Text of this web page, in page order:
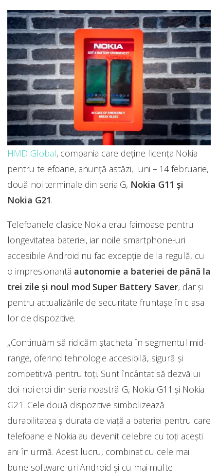
HMD Global, compania care deține licența Nokia
pentru telefoane, anunță astăzi, luni – 14 februarie,
două noi terminale din seria G, Nokia G11 și
Nokia G21.
Telefoanele clasice Nokia erau faimoase pentru
longevitatea bateriei, iar noile smartphone-uri
accesibile Android nu fac excepție de la regulă, cu
o impresionantă autonomie a bateriei de până la
trei zile și noul mod Super Battery Saver, dar și
pentru actualizările de securitate fruntașe în clasa
lor de dispozitive.
„Continuăm să ridicăm ștacheta în segmentul mid-
range, oferind tehnologie accesibilă, sigură și
competitivă pentru toți. Sunt încântat să dezvălui
doi noi eroi din seria noastră G, Nokia G11 și Nokia
G21. Cele două dispozitive simbolizează
durabilitatea și durata de viață a bateriei pentru care
telefoanele Nokia au devenit celebre cu toți acești
ani în urmă. Acest lucru, combinat cu cele mai
bune software-uri Android și cu mai multe